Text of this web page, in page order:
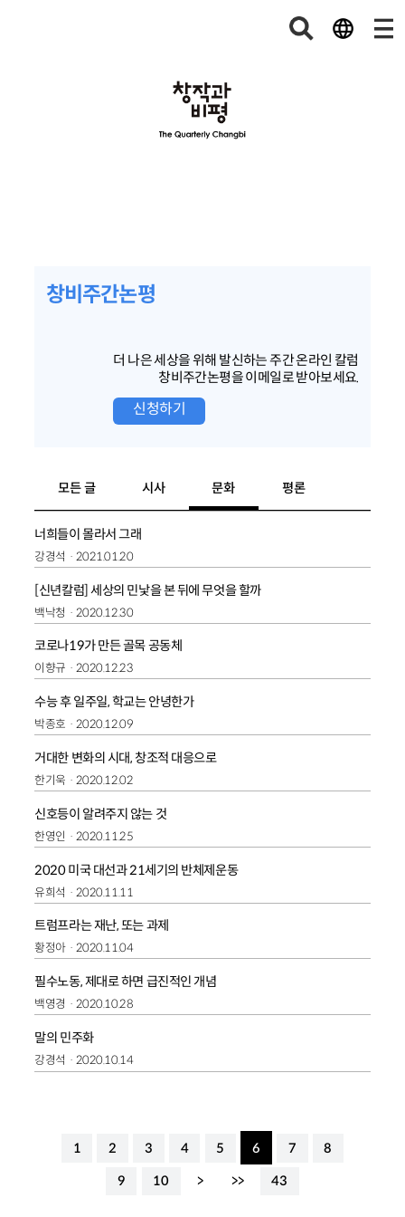
창비주간논평
더 나은 세상을 위해 발신하는 주간 온라인 칼럼
창비주간논평을 이메일로 받아보세요.
신청하기
모든 글 시사 문화 평론
너희들이 몰라서 그래
강경석 2021.01.20
[신년칼럼] 세상의 민낯을 본 뒤에 무엇을 할까
백낙청 2020.12.30
코로나19가 만든 골목 공동체
이향규 2020.12.23
수능 후 일주일, 학교는 안녕한가
박종호 2020.12.09
거대한 변화의 시대, 창조적 대응으로
한기욱 2020.12.02
신호등이 알려주지 않는 것
한영인 2020.11.25
2020 미국 대선과 21세기의 반체제운동
유희석 2020.11.11
트럼프라는 재난, 또는 과제
황정아 2020.11.04
필수노동, 제대로 하면 급진적인 개념
백영경 2020.10.28
말의 민주화
강경석 2020.10.14
1 2 3 4 5 6 7 8
9 10 > >> 43